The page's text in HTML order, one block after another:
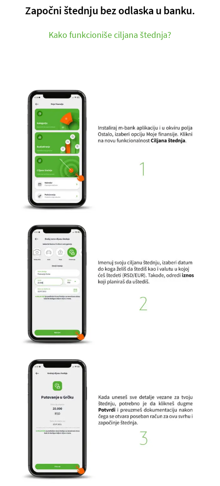
Započni štednju bez odlaska u banku.
Kako funkcioniše ciljana štednja?